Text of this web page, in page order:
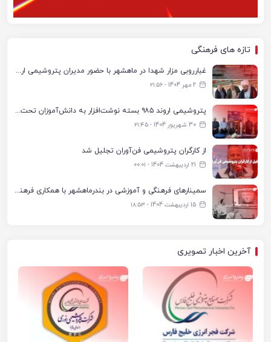
تازه های فرهنگی
غبارروبی مزار شهدا در ماهشهر با حضور مدیران پتروشیمی اروند و مسئولان شهری
2 مهر 1404 - ۲۱:۵۶
پتروشیمی اروند ۹۸۵ بسته نوشت‌افزار به دانش‌آموزان تحت پوشش کمیته امداد بندرماهشهر اهدا کرد
30 شهریور 1404 - ۲۱:۴۵
از کارگران پتروشیمی فن‌آوران تجلیل شد
21 اردیبهشت 1404 - ۰۰:۰۱
سمینارهای فرهنگی و آموزشی در بندرماهشهر با همکاری فرهنگ‌سرای پتروشیمی مارون
15 اردیبهشت 1404 - ۱۸:۵۳
آخرین اخبار تصویری